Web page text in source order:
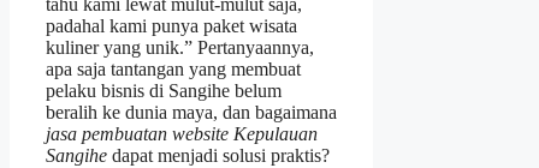
tahu kami lewat mulut‑mulut saja,
padahal kami punya paket wisata
kuliner yang unik.” Pertanyaannya,
apa saja tantangan yang membuat
pelaku bisnis di Sangihe belum
beralih ke dunia maya, dan bagaimana
jasa pembuatan website Kepulauan
Sangihe dapat menjadi solusi praktis?